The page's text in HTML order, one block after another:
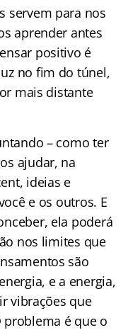
servem para nos
aprender antes
positivo é
no fim do túnel,
mais distante
– como ter
ajudar, na
ideias e
e os outros. E
ela poderá
nos limites que
são
e a energia,
vibrações que
é que o